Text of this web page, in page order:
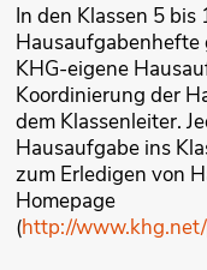
In den Klassen 5
KHG-eigene
Koordinierung der
dem Klassenleiter.
Hausaufgabe ins
zum Erledigen von
Homepage
(http://